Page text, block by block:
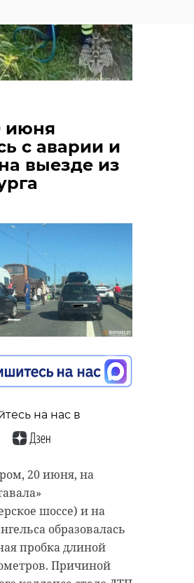
июня
с аварии и
выезде из
на нас в
20 июня, на
шоссе) и на
образовалась
пробка длиной
Причиной
AZ7j_7_dYx8
дети
район
статьей:
с
пог
Omoda и
Volkswagen
лоб
Тосненско ...